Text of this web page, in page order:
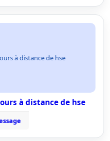
à distance de hse
à distance de hse